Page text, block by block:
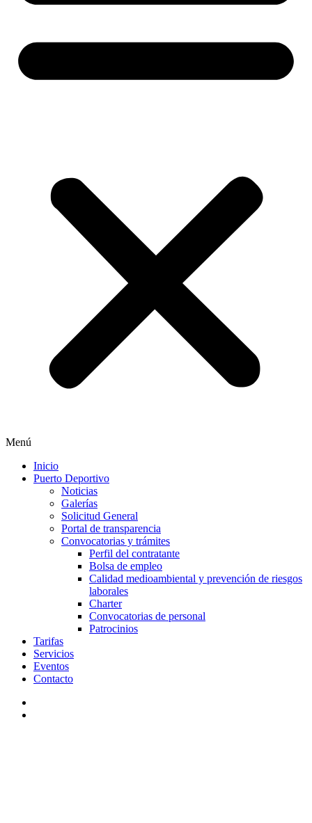
Menú
Inicio
Puerto Deportivo
Noticias
Galerías
Solicitud General
Portal de transparencia
Convocatorias y trámites
Perfil del contratante
Bolsa de empleo
Calidad medioambiental y prevención de riesgos
laborales
Charter
Convocatorias de personal
Patrocinios
Tarifas
Servicios
Eventos
Contacto